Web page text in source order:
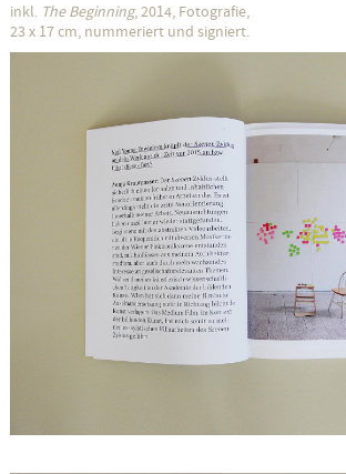
inkl. The Beginning, 2014, Fotografie,
23 x 17 cm, nummeriert und signiert.